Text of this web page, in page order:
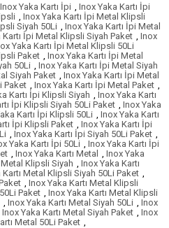
Inox Yaka Kartı İpi
Inox Yaka Kartı İpi
Inox Yaka Kartı İpi Metal Klipsli
Siyah 50Li
Inox Yaka Kartı İpi Metal
Kartı İpi Metal Klipsli Siyah Paket
Inox
Yaka Kartı İpi Metal Klipsli 50Li
Paket
Inox Yaka Kartı İpi Metal
50Li
Inox Yaka Kartı İpi Metal Siyah
Siyah Paket
Inox Yaka Kartı İpi Metal
Paket Inox Yaka Kartı İpi Metal Paket
Kartı İpi Klipsli Siyah
Inox Yaka Kartı
İpi Klipsli Siyah 50Li Paket
Inox Yaka
Kartı İpi Klipsli 50Li
Inox Yaka Kartı
İpi Klipsli Paket
Inox Yaka Kartı İpi
Inox Yaka Kartı İpi Siyah 50Li Paket
Yaka Kartı İpi 50Li
Inox Yaka Kartı İpi
Inox Yaka Kartı Metal
Inox Yaka
Metal Klipsli Siyah
Inox Yaka Kartı
Kartı Metal Klipsli Siyah 50Li Paket
Inox Yaka Kartı Metal Klipsli
Paket
Inox Yaka Kartı Metal Klipsli
Inox Yaka Kartı Metal Siyah 50Li
Inox
Inox Yaka Kartı Metal Siyah Paket
Inox
Metal 50Li Paket